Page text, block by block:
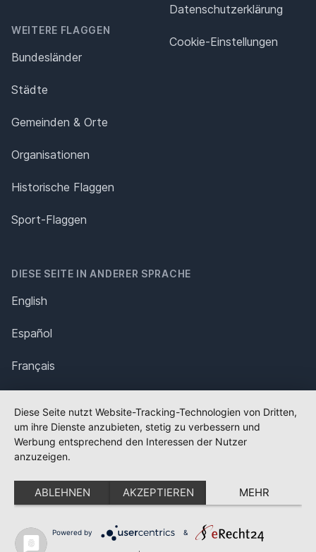
WEITERE FLAGGEN
Bundesländer
Städte
Gemeinden & Orte
Organisationen
Historische Flaggen
Sport-Flaggen
Datenschutz­erklärung
Cookie-Einstellungen
DIESE SEITE IN ANDERER SPRACHE
English
Español
Français
Polska
Português
Nederlands
Svenska
Diese Seite nutzt Website-Tracking-Technologien von Dritten,
um ihre Dienste anzubieten, stetig zu verbessern und
Werbung entsprechend den Interessen der Nutzer
anzuzeigen.
ABLEHNEN AKZEPTIEREN MEHR
Powered by &